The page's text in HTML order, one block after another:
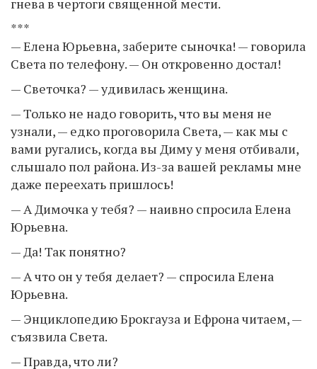
гнева в чертоги священной мести.
***
— Елена Юрьевна, заберите сыночка! — говорила
Света по телефону. — Он откровенно достал!
— Светочка? — удивилась женщина.
— Только не надо говорить, что вы меня не
узнали, — едко проговорила Света, — как мы с
вами ругались, когда вы Диму у меня отбивали,
слышало пол района. Из-за вашей рекламы мне
даже переехать пришлось!
— А Димочка у тебя? — наивно спросила Елена
Юрьевна.
— Да! Так понятно?
— А что он у тебя делает? — спросила Елена
Юрьевна.
— Энциклопедию Брокгауза и Ефрона читаем, —
съязвила Света.
— Правда, что ли?